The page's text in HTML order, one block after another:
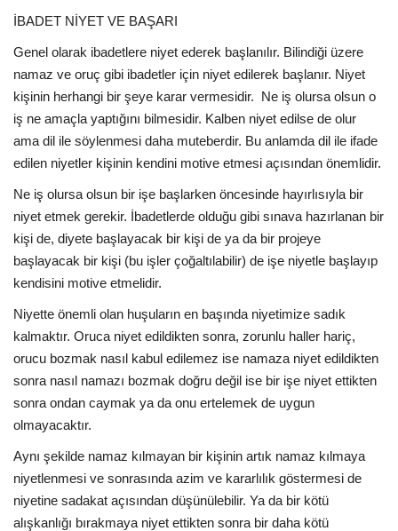
Resmiilan
İBADET NİYET VE BAŞARI
Genel olarak ibadetlere niyet ederek başlanılır. Bilindiği üzere
namaz ve oruç gibi ibadetler için niyet edilerek başlanır. Niyet
kişinin herhangi bir şeye karar vermesidir. Ne iş olursa olsun o
iş ne amaçla yaptığını bilmesidir. Kalben niyet edilse de olur
ama dil ile söylenmesi daha muteberdir. Bu anlamda dil ile ifade
edilen niyetler kişinin kendini motive etmesi açısından önemlidir.
Ne iş olursa olsun bir işe başlarken öncesinde hayırlısıyla bir
niyet etmek gerekir. İbadetlerde olduğu gibi sınava hazırlanan bir
kişi de, diyete başlayacak bir kişi de ya da bir projeye
başlayacak bir kişi (bu işler çoğaltılabilir) de işe niyetle başlayıp
kendisini motive etmelidir.
Niyette önemli olan huşuların en başında niyetimize sadık
kalmaktır. Oruca niyet edildikten sonra, zorunlu haller hariç,
orucu bozmak nasıl kabul edilemez ise namaza niyet edildikten
sonra nasıl namazı bozmak doğru değil ise bir işe niyet ettikten
sonra ondan caymak ya da onu ertelemek de uygun
olmayacaktır.
Aynı şekilde namaz kılmayan bir kişinin artık namaz kılmaya
niyetlenmesi ve sonrasında azim ve kararlılık göstermesi de
niyetine sadakat açısından düşünülebilir. Ya da bir kötü
alışkanlığı bırakmaya niyet ettikten sonra bir daha kötü